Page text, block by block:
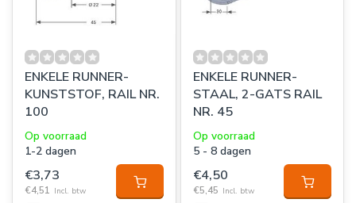
ENKELE RUNNER-
KUNSTSTOF, RAIL NR.
100
Op voorraad
1-2 dagen
€3,73
€4,51 Incl. btw
ENKELE RUNNER-
STAAL, 2-GATS RAIL
NR. 45
Op voorraad
5 - 8 dagen
€4,50
€5,45 Incl. btw